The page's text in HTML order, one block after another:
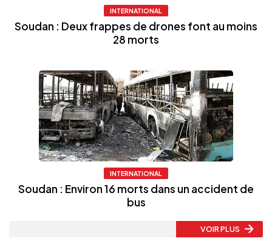
INTERNATIONAL
Soudan : Deux frappes de drones font au moins
28 morts
INTERNATIONAL
Soudan : Environ 16 morts dans un accident de
bus
VOIR PLUS